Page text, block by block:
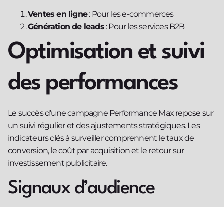
Ventes en ligne: Pour les e-commerces
Génération de leads: Pour les services B2B
Optimisation et suivi
des performances
Le succès d’une campagne Performance Max repose sur
un suivi régulier et des ajustements stratégiques. Les
indicateurs clés à surveiller comprennent le taux de
conversion, le coût par acquisition et le retour sur
investissement publicitaire.
Signaux d’audience